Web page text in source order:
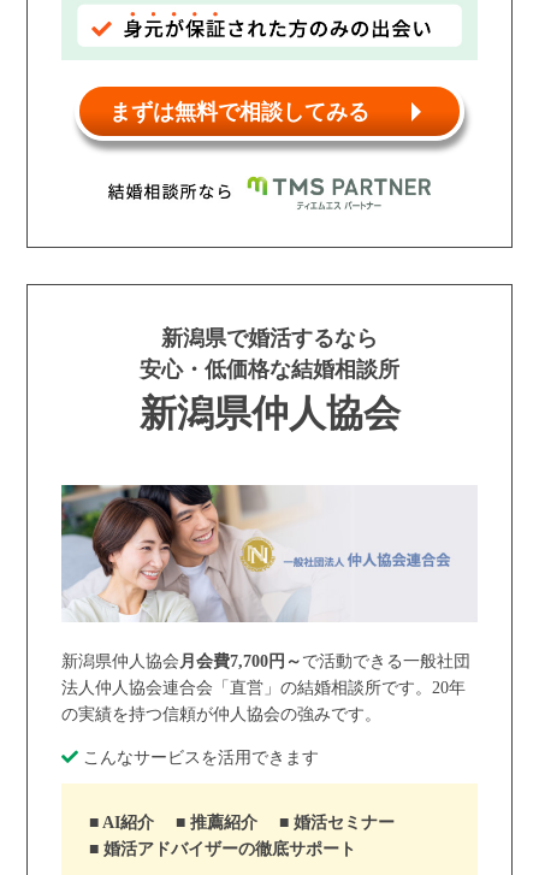
まずは無料で相談してみる
新潟県で婚活するなら
安心・低価格な結婚相談所
新潟県仲人協会
新潟県仲人協会 月会費7,700円～ で活動できる一般社団
法人仲人協会連合会「直営」の結婚相談所です。20年
の実績を持つ信頼が仲人協会の強みです。
こんなサービスを活用できます
AI紹介 推薦紹介
婚活セミナー
婚活アドバイザーの徹底サポート